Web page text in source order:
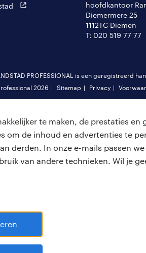
te maken, de prestaties en
om de inhoud en advertenties te
derden. In onze e-mails passen
van andere technieken. Wil je
hoofdkantoor
Diemermere 25
1112TC Diemen
T: 020 519 77 77
PROFESSIONAL is een geregistreerd
2026
Sitemap Privacy